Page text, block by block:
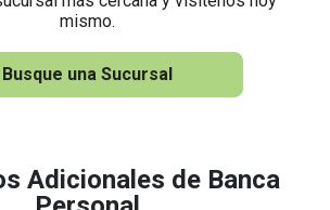
mismo.
Busque una Sucursal
Adicionales de Banca